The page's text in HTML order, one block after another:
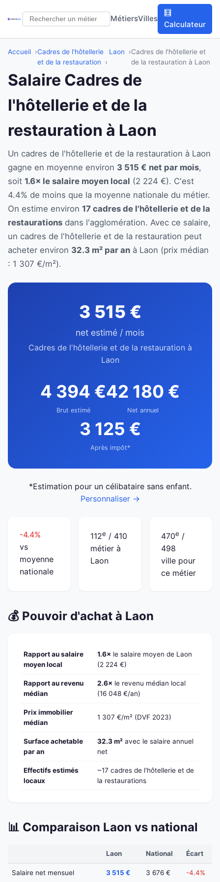
MétiersVilles
🧮
Calculateur
Accueil
Cadres de l'hôtellerie
et de la restauration
Laon
Cadres de l'hôtellerie et
de la restauration à Laon
Salaire Cadres de
l'hôtellerie et de la
restauration à Laon
Un cadres de l'hôtellerie et de la restauration à Laon
gagne en moyenne environ 3 515 € net par mois,
soit 1.6× le salaire moyen local (2 224 €). C'est
4.4% de moins que la moyenne nationale du métier.
On estime environ 17 cadres de l'hôtellerie et de la
restaurations dans l'agglomération. Avec ce salaire,
un cadres de l'hôtellerie et de la restauration peut
acheter environ 32.3 m² par an à Laon (prix médian
: 1 307 €/m²).
3 515 €
net estimé / mois
Cadres de l'hôtellerie et de la restauration à
Laon
4 394 €
Brut estimé
42 180 €
Net annuel
3 125 €
Après impôt*
*Estimation pour un célibataire sans enfant.
Personnaliser →
-4.4%
vs
moyenne
nationale
112e / 410
métier à
Laon
470e /
498
ville pour
ce métier
💰 Pouvoir d'achat à Laon
Rapport au salaire
moyen local
1.6× le salaire moyen de Laon
(2 224 €)
Rapport au revenu
médian
2.6× le revenu médian local
(16 048 €/an)
Prix immobilier
médian
1 307 €/m² (DVF 2023)
Surface achetable
par an
32.3 m² avec le salaire annuel
net
Effectifs estimés
locaux
~17 cadres de l'hôtellerie et de
la restaurations
📊 Comparaison Laon vs national
Laon National Écart
Salaire net mensuel 3 515 € 3 676 € -4.4%